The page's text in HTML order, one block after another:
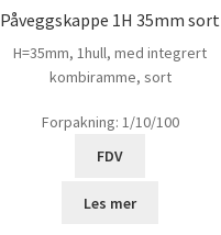
Påveggskappe 1H 35mm sort
H=35mm, 1hull, med integrert
kombiramme, sort
Forpakning: 1/10/100
FDV
Les mer